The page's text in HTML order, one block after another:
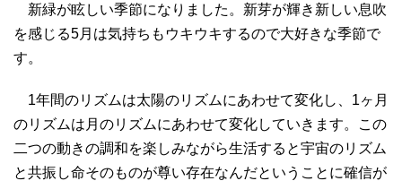
新緑が眩しい季節になりました。新芽が輝き新しい息吹
を感じる5月は気持ちもウキウキするので大好きな季節で
す。
1年間のリズムは太陽のリズムにあわせて変化し、1ヶ月
のリズムは月のリズムにあわせて変化していきます。この
二つの動きの調和を楽しみながら生活すると宇宙のリズム
と共振し命そのものが尊い存在なんだということに確信が